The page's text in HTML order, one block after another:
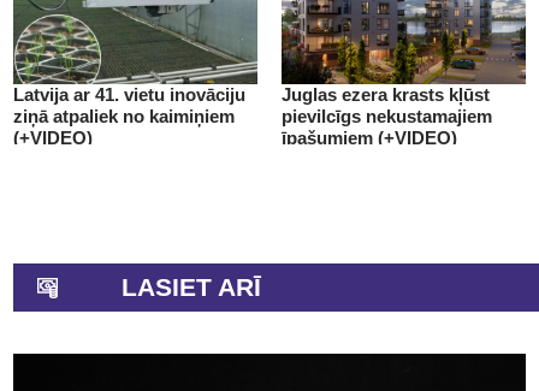
Latvija ar 41. vietu inovāciju
ziņā atpaliek no kaimiņiem
(+VIDEO)
Juglas ezera krasts kļūst
pievilcīgs nekustamajiem
īpašumiem (+VIDEO)
LASIET ARĪ